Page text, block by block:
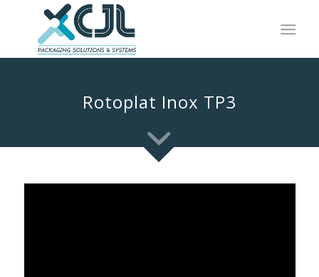
Rotoplat Inox TP3